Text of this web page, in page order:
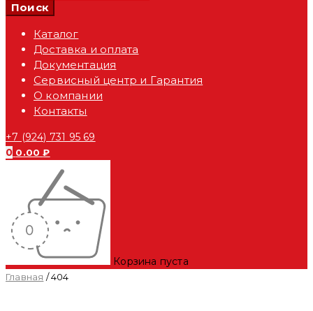
Каталог
Доставка и оплата
Документация
Сервисный центр и Гарантия
О компании
Контакты
+7 (924) 731 95 69
0 0.00₽
Корзина пуста
Главная / 404